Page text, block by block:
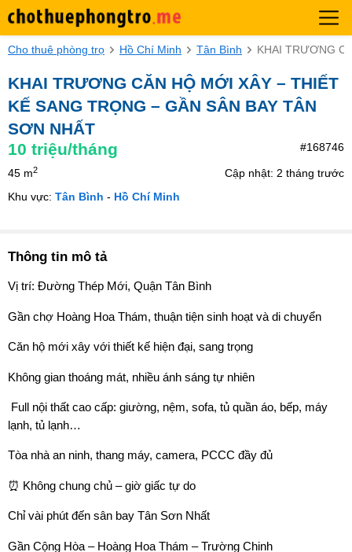
Cho thuê phòng trọ Hồ Chí Minh Tân Bình KHAI TRƯƠNG
KHAI TRƯƠNG CĂN HỘ MỚI XÂY – THIẾT
KẾ SANG TRỌNG – GẦN SÂN BAY TÂN
SƠN NHẤT
10 triệu/tháng #168746
45 m2
Cập nhật: 2 tháng trước
Khu vực: Tân Bình - Hồ Chí Minh
Thông tin mô tả
Vị trí: Đường Thép Mới, Quận Tân Bình
Gần chợ Hoàng Hoa Thám, thuận tiện sinh hoạt và di chuyển
Căn hộ mới xây với thiết kế hiện đại, sang trọng
Không gian thoáng mát, nhiều ánh sáng tự nhiên
️ Full nội thất cao cấp: giường, nệm, sofa, tủ quần áo, bếp, máy
lạnh, tủ lạnh…
Tòa nhà an ninh, thang máy, camera, PCCC đầy đủ
⏰ Không chung chủ – giờ giấc tự do
Chỉ vài phút đến sân bay Tân Sơn Nhất
Gần Cộng Hòa – Hoàng Hoa Thám – Trường Chinh